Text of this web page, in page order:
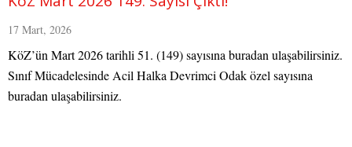
17 Mart, 2026
KöZ’ün Mart 2026 tarihli 51. (149) sayısına buradan ulaşabilirsiniz.
Sınıf Mücadelesinde Acil Halka Devrimci Odak özel sayısına
buradan ulaşabilirsiniz.